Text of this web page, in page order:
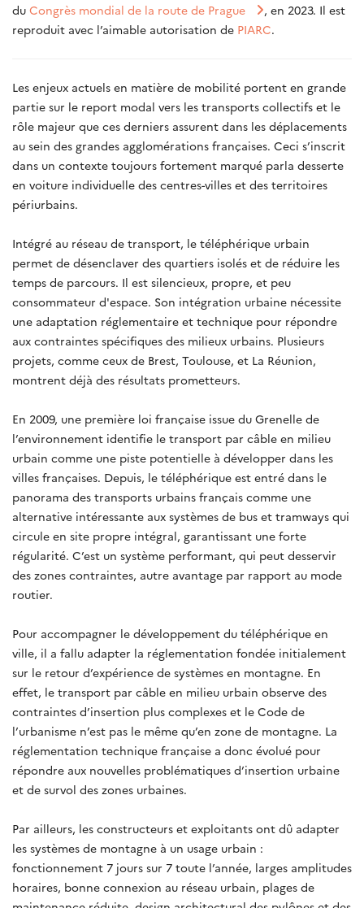
du Congrès mondial de la route de Prague
, en 2023. Il est
reproduit avec l’aimable autorisation de PIARC.
Les enjeux actuels en matière de mobilité portent en grande
partie sur le report modal vers les transports collectifs et le
rôle majeur que ces derniers assurent dans les déplacements
au sein des grandes agglomérations françaises. Ceci s’inscrit
dans un contexte toujours fortement marqué parla desserte
en voiture individuelle des centres-villes et des territoires
périurbains.
Intégré au réseau de transport, le téléphérique urbain
permet de désenclaver des quartiers isolés et de réduire les
temps de parcours. Il est silencieux, propre, et peu
consommateur d'espace. Son intégration urbaine nécessite
une adaptation réglementaire et technique pour répondre
aux contraintes spécifiques des milieux urbains. Plusieurs
projets, comme ceux de Brest, Toulouse, et La Réunion,
montrent déjà des résultats prometteurs.
En 2009, une première loi française issue du Grenelle de
l’environnement identifie le transport par câble en milieu
urbain comme une piste potentielle à développer dans les
villes françaises. Depuis, le téléphérique est entré dans le
panorama des transports urbains français comme une
alternative intéressante aux systèmes de bus et tramways qui
circule en site propre intégral, garantissant une forte
régularité. C’est un système performant, qui peut desservir
des zones contraintes, autre avantage par rapport au mode
routier.
Pour accompagner le développement du téléphérique en
ville, il a fallu adapter la réglementation fondée initialement
sur le retour d’expérience de systèmes en montagne. En
effet, le transport par câble en milieu urbain observe des
contraintes d’insertion plus complexes et le Code de
l’urbanisme n’est pas le même qu’en zone de montagne. La
réglementation technique française a donc évolué pour
répondre aux nouvelles problématiques d’insertion urbaine
et de survol des zones urbaines.
Par ailleurs, les constructeurs et exploitants ont dû adapter
les systèmes de montagne à un usage urbain :
fonctionnement 7 jours sur 7 toute l’année, larges amplitudes
horaires, bonne connexion au réseau urbain, plages de